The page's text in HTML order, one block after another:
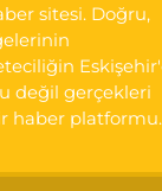
sitesi. Doğru,
değil gerçekleri
haber platformu.